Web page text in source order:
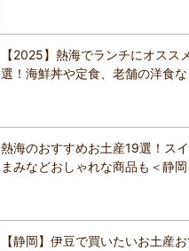
【2025】熱海でランチにオスス
選！海鮮丼や定食、老舗の洋食
熱海のおすすめお土産19選！ス
まみなどおしゃれな商品も＜静
【静岡】伊豆で買いたいお土産